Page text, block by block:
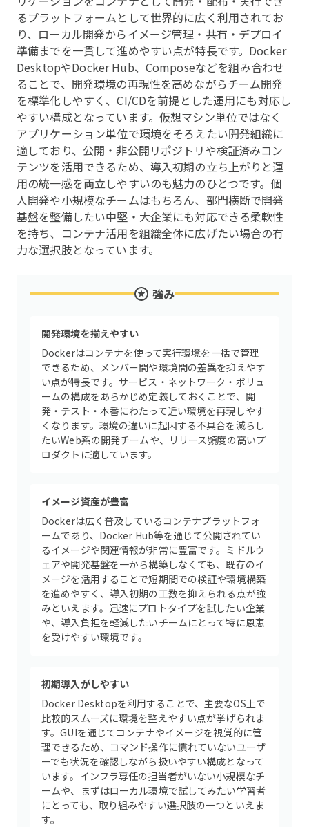
るプラットフォームとして世界的に広く利用されてお
り、ローカル開発からイメージ管理・共有・デプロイ
準備までを一貫して進めやすい点が特長です。Docker
DesktopやDocker Hub、Composeなどを組み合わせ
ることで、開発環境の再現性を高めながらチーム開発
を標準化しやすく、CI/CDを前提とした運用にも対応し
やすい構成となっています。仮想マシン単位ではなく
アプリケーション単位で環境をそろえたい開発組織に
適しており、公開・非公開リポジトリや検証済みコン
テンツを活用できるため、導入初期の立ち上がりと運
用の統一感を両立しやすいのも魅力のひとつです。個
人開発や小規模なチームはもちろん、部門横断で開発
基盤を整備したい中堅・大企業にも対応できる柔軟性
を持ち、コンテナ活用を組織全体に広げたい場合の有
力な選択肢となっています。
強み
開発環境を揃えやすい
Dockerはコンテナを使って実行環境を一括で管理
できるため、メンバー間や環境間の差異を抑えやす
い点が特長です。サービス・ネットワーク・ボリュ
ームの構成をあらかじめ定義しておくことで、開
発・テスト・本番にわたって近い環境を再現しやす
くなります。環境の違いに起因する不具合を減らし
たいWeb系の開発チームや、リリース頻度の高いプ
ロダクトに適しています。
イメージ資産が豊富
Dockerは広く普及しているコンテナプラットフォ
ームであり、Docker Hub等を通じて公開されてい
るイメージや関連情報が非常に豊富です。ミドルウ
ェアや開発基盤を一から構築しなくても、既存のイ
メージを活用することで短期間での検証や環境構築
を進めやすく、導入初期の工数を抑えられる点が強
みといえます。迅速にプロトタイプを試したい企業
や、導入負担を軽減したいチームにとって特に恩恵
を受けやすい環境です。
初期導入がしやすい
Docker Desktopを利用することで、主要なOS上で
比較的スムーズに環境を整えやすい点が挙げられま
す。GUIを通じてコンテナやイメージを視覚的に管
理できるため、コマンド操作に慣れていないユーザ
ーでも状況を確認しながら扱いやすい構成となって
います。インフラ専任の担当者がいない小規模なチ
ームや、まずはローカル環境で試してみたい学習者
にとっても、取り組みやすい選択肢の一つといえま
す。